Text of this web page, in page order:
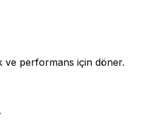
ve performans için döner.